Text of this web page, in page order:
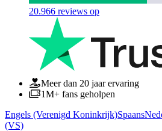
20.966 reviews op
Meer dan 20 jaar ervaring
1M+ fans geholpen
Engels (Verenigd Koninkrijk)Spaans
(VS)